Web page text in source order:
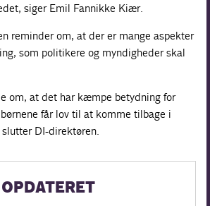
siger Emil Fannikke Kiær.
reminder om, at der er mange aspekter
som politikere og myndigheder skal
om, at det har kæmpe betydning for
får lov til at komme tilbage i
DI-direktøren.